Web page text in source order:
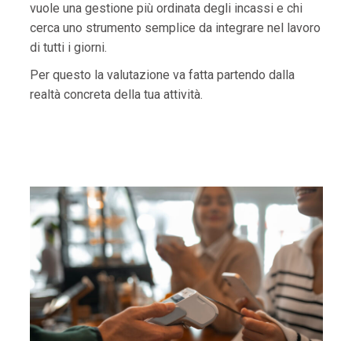
vuole una gestione più ordinata degli incassi e chi
cerca uno strumento semplice da integrare nel lavoro
di tutti i giorni.
Per questo la valutazione va fatta partendo dalla
realtà concreta della tua attività.